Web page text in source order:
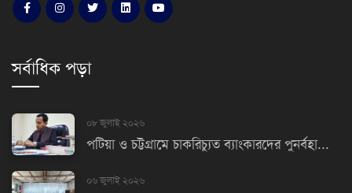
সর্বাধিক পড়া
০৮ জুলাই ২০২৬
পটিয়া ও চট্টগ্রামে চাকরিচ্যুত ব্যাংকারদের পুনর্বহা...
০৬ জুলাই ২০২৬